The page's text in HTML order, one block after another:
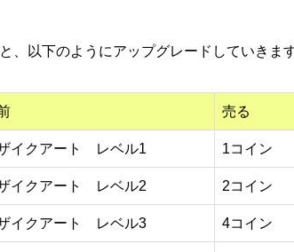
、以下のようにアップグレードしていきます
売る
イクアート レベル1 1コイン
イクアート レベル2 2コイン
イクアート レベル3 4コイン